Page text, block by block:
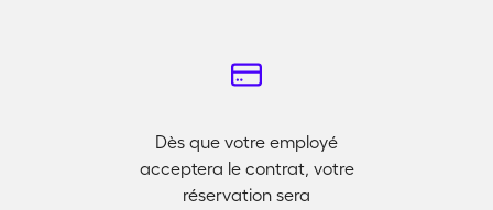
Dès que votre employé
acceptera le contrat, votre
réservation sera